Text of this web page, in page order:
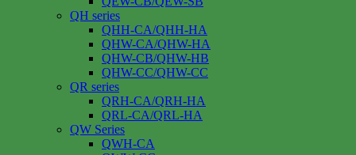
QH series
QHH-CA/QHH-HA
QHW-CA/QHW-HA
QHW-CB/QHW-HB
QHW-CC/QHW-CC
QR series
QRH-CA/QRH-HA
QRL-CA/QRL-HA
QW Series
QWH-CA